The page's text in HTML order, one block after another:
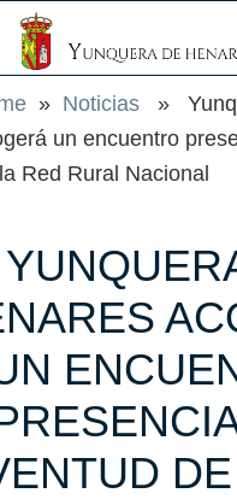
» Noticias »
un encuentro
Red Rural Nacional